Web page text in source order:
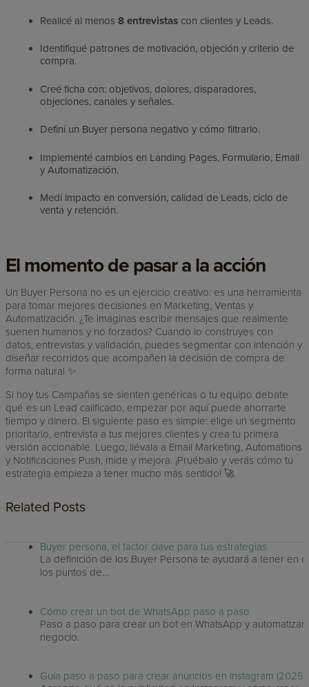
Realicé al menos8 entrevistas con clientes y Leads.
Identifiqué patrones de motivación, objeción y criterio de
compra.
Creé ficha con: objetivos, dolores, disparadores,
objeciones, canales y señales.
Definí un Buyer persona negativo y cómo filtrarlo.
Implementé cambios en Landing Pages, Formulario, Email
y Automatización.
Medí impacto en conversión, calidad de Leads, ciclo de
venta y retención.
El momento de pasar a la acción
Un Buyer Persona no es un ejercicio creativo: es una herramienta
para tomar mejores decisiones en Marketing, Ventas y
Automatización. ¿Te imaginas escribir mensajes que realmente
suenen humanos y no forzados? Cuando lo construyes con
datos, entrevistas y validación, puedes segmentar con intención y
diseñar recorridos que acompañen la decisión de compra de
forma natural ✨
Si hoy tus Campañas se sienten genéricas o tu equipo debate
qué es un Lead calificado, empezar por aquí puede ahorrarte
tiempo y dinero. El siguiente paso es simple: elige un segmento
prioritario, entrevista a tus mejores clientes y crea tu primera
versión accionable. Luego, llévala a Email Marketing, Automations
y Notificaciones Push, mide y mejora. ¡Pruébalo y verás cómo tu
estrategia empieza a tener mucho más sentido! 🚀
Related Posts
Buyer persona, el factor clave para tus estrategias
La definición de los Buyer Persona te ayudará a tener en
los puntos de…
Cómo crear un bot de WhatsApp paso a paso
Paso a paso para crear un bot en WhatsApp y automatizar
negocio.
Guía paso a paso para crear anuncios en Instagram (2025)